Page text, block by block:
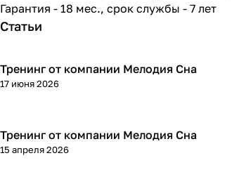
Гарантия - 18 мес., срок службы - 7 лет
Статьи
Тренинг от компании Мелодия Сна
17 июня 2026
Тренинг от компании Мелодия Сна
15 апреля 2026